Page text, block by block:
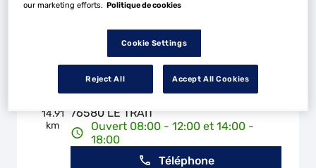
14.91
km
LJ PERFORMANCE
76580 LE TRAIT
Ouvert 08:00 - 12:00 et 14:00 -
18:00
Téléphone
our marketing efforts. Politique de cookies
Cookie Settings
Reject All Accept All Cookies